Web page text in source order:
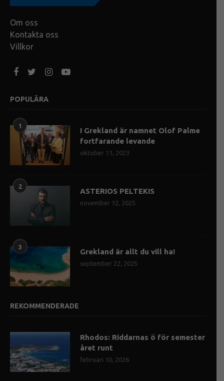
Om oss
Kontakta oss
Villkor
POPULÄRA
1
I Grekland är namnet Olof Palme
fortfarande levande
oktober 11, 2023
2
ASTERIOS PELTEKIS
november 12, 2025
3
Grekland är allt du vill ha!
september 22, 2025
REKOMMENDERADE
Rhodos: Riddarnas ö för semester
året runt
februari 10, 2026